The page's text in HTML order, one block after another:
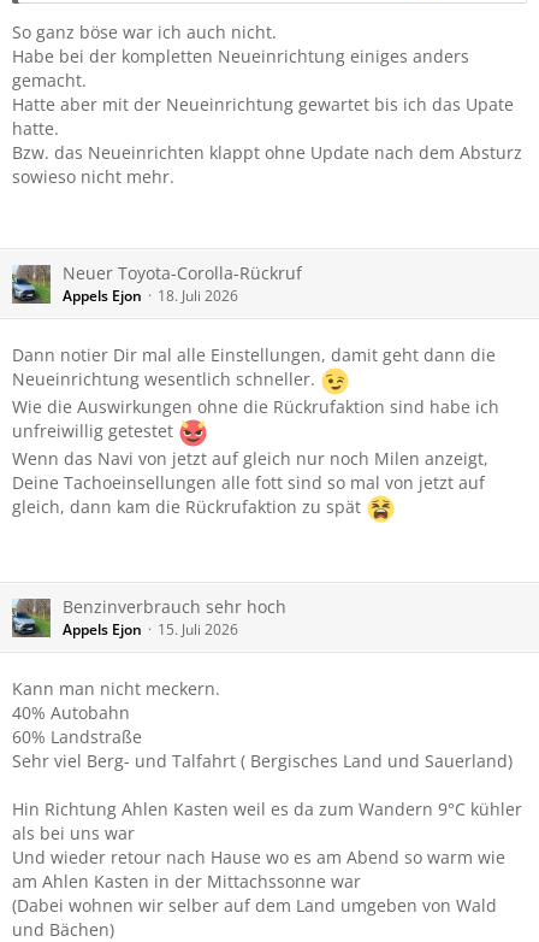
So ganz böse war ich auch nicht.
Habe bei der kompletten Neueinrichtung einiges anders
gemacht.
Hatte aber mit der Neueinrichtung gewartet bis ich das Upate
hatte.
Bzw. das Neueinrichten klappt ohne Update nach dem Absturz
sowieso nicht mehr.
Neuer Toyota-Corolla-Rückruf
Appels Ejon 18. Juli 2026
Dann notier Dir mal alle Einstellungen, damit geht dann die
Neueinrichtung wesentlich schneller.
Wie die Auswirkungen ohne die Rückrufaktion sind habe ich
unfreiwillig getestet
Wenn das Navi von jetzt auf gleich nur noch Milen anzeigt,
Deine Tachoeinsellungen alle fott sind so mal von jetzt auf
gleich, dann kam die Rückrufaktion zu spät
Benzinverbrauch sehr hoch
Appels Ejon 15. Juli 2026
Kann man nicht meckern.
40% Autobahn
60% Landstraße
Sehr viel Berg- und Talfahrt ( Bergisches Land und Sauerland)
Hin Richtung Ahlen Kasten weil es da zum Wandern 9°C kühler
als bei uns war
Und wieder retour nach Hause wo es am Abend so warm wie
am Ahlen Kasten in der Mittachssonne war
(Dabei wohnen wir selber auf dem Land umgeben von Wald
und Bächen)